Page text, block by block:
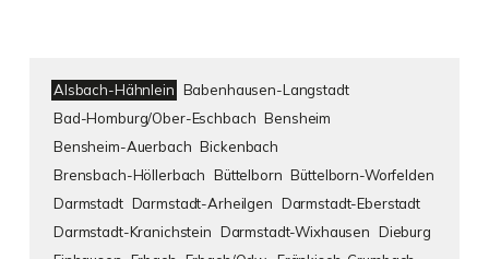
Alsbach-Hähnlein Babenhausen-Langstadt
Bad-Homburg/Ober-Eschbach Bensheim
Bensheim-Auerbach Bickenbach
Brensbach-Höllerbach Büttelborn Büttelborn-Worfelden
Darmstadt Darmstadt-Arheilgen Darmstadt-Eberstadt
Darmstadt-Kranichstein Darmstadt-Wixhausen Dieburg